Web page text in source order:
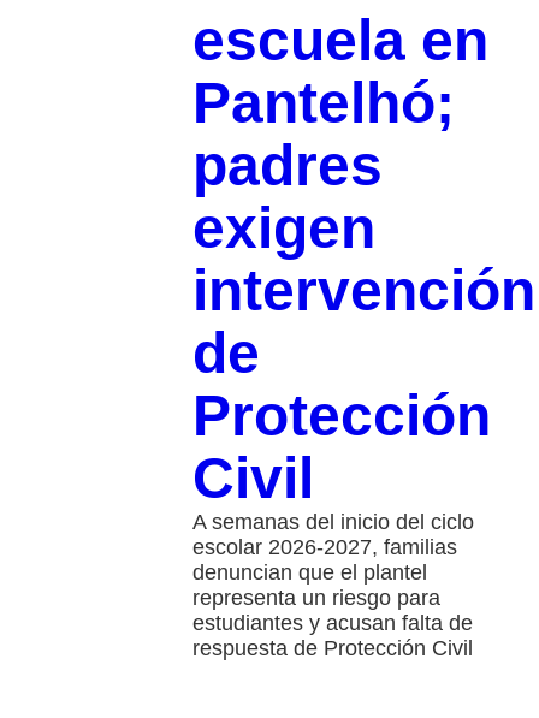
escuela en
Pantelhó;
padres
exigen
intervención
de
Protección
Civil
A semanas del inicio del ciclo
escolar 2026-2027, familias
denuncian que el plantel
representa un riesgo para
estudiantes y acusan falta de
respuesta de Protección Civil